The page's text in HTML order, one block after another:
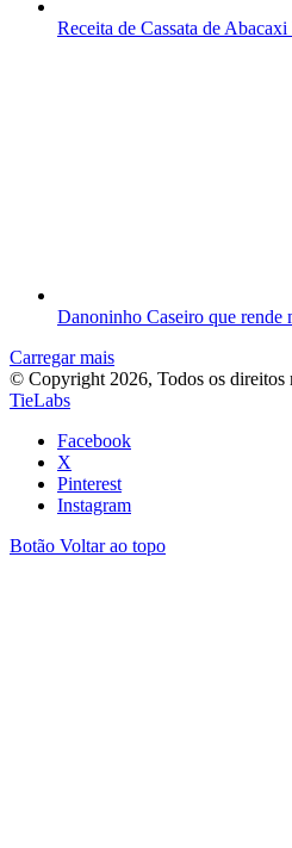
Receita de Cassata de
Danoninho Caseiro que
Carregar mais
© Copyright 2026, Todos os direitos
TieLabs
Facebook
X
Pinterest
Instagram
Botão Voltar ao topo